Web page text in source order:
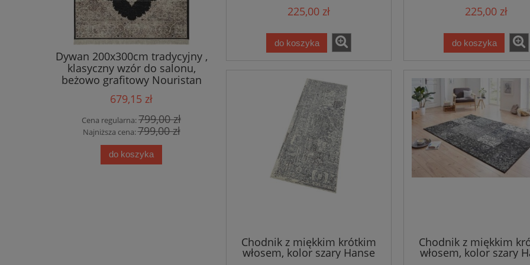
Dywan 200x300cm tradycyjny ,
klasyczny wzór do salonu,
beżowo grafitowy Nouristan
Hamun
679,15 zł
Cena regularna:799,00 zł
Najniższa cena:799,00 zł
do koszyka
Ekskluzywny czerwony dywan
Begar 195x300cm
679,15 zł
Cena regularna:799,00 zł
Najniższa cena:799,00 zł
do koszyka
Dywan tradycyjny do salonu
ERNEST ,klasyczny wzór
kremowo niebieski
1 146,65 zł
Cena regularna:1 349,00 zł
Najniższa cena:1 349,00 zł
do koszyka
225,00 zł
do koszyka
225,00 zł
do koszyka
Chodnik z miękkim krótkim
włosem, kolor szary Hanse
Chodnik z miękkim
włosem, kolor szary